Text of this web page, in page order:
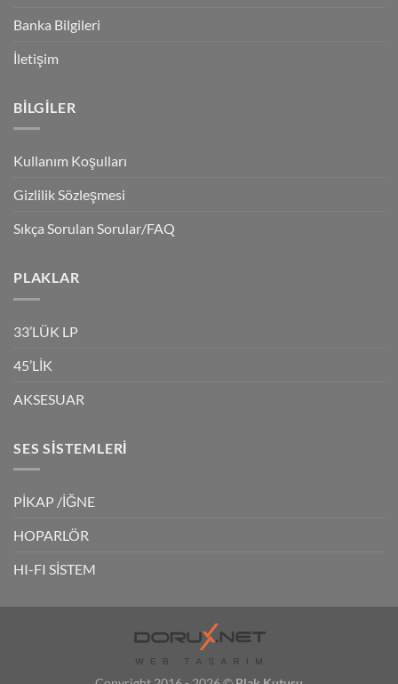
Banka Bilgileri
İletişim
BILGILER
Kullanım Koşulları
Gizlilik Sözleşmesi
Sıkça Sorulan Sorular/FAQ
PLAKLAR
33’LÜK LP
45’LİK
AKSESUAR
SES SISTEMLERI
PİKAP /İĞNE
HOPARLÖR
HI-FI SİSTEM